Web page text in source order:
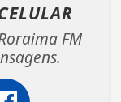
FM